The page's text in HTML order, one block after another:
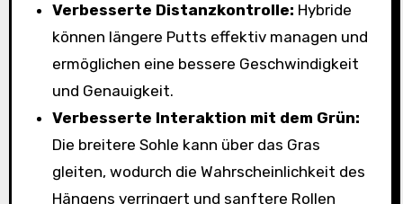
Verbesserte Distanzkontrolle: Hybride
können längere Putts effektiv managen und
ermöglichen eine bessere Geschwindigkeit
und Genauigkeit.
Verbesserte Interaktion mit dem Grün:
Die breitere Sohle kann über das Gras
gleiten, wodurch die Wahrscheinlichkeit des
Hängens verringert und sanftere Rollen